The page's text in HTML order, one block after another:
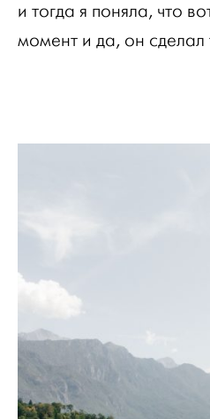
и тогда я поняла, что
момент и да, он